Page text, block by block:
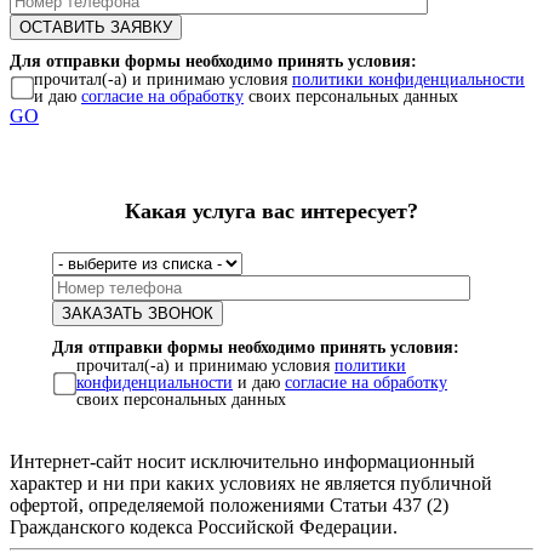
Для отправки формы необходимо принять условия:
прочитал(-а) и принимаю условия политики конфиденциальности
и даю согласие на обработку своих персональных данных
GO
Какая услуга вас интересует?
Для отправки формы необходимо принять условия:
прочитал(-а) и принимаю условия политики
конфиденциальности и даю согласие на обработку
своих персональных данных
Интернет-сайт носит исключительно информационный
характер и ни при каких условиях не является публичной
офертой, определяемой положениями Статьи 437 (2)
Гражданского кодекса Российской Федерации.